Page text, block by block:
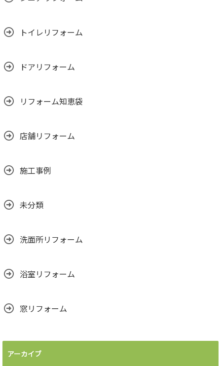
トイレリフォーム
ドアリフォーム
リフォーム知恵袋
店舗リフォーム
施工事例
未分類
洗面所リフォーム
浴室リフォーム
窓リフォーム
アーカイブ